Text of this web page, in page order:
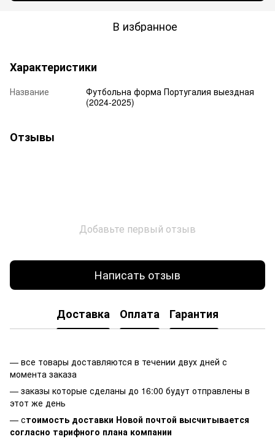
В избранное
Характеристики
Название
Футбольна форма Португалия выездная
(2024-2025)
Отзывы
Добавьте первый отзыв
Написать отзыв
Доставка Оплата Гарантия
— все товары доставляются в течении двух дней с
момента заказа
— заказы которые сделаны до 16:00 будут отправлены в
этот же день
— стоимость доставки Новой почтой высчитывается
согласно тарифного плана компании